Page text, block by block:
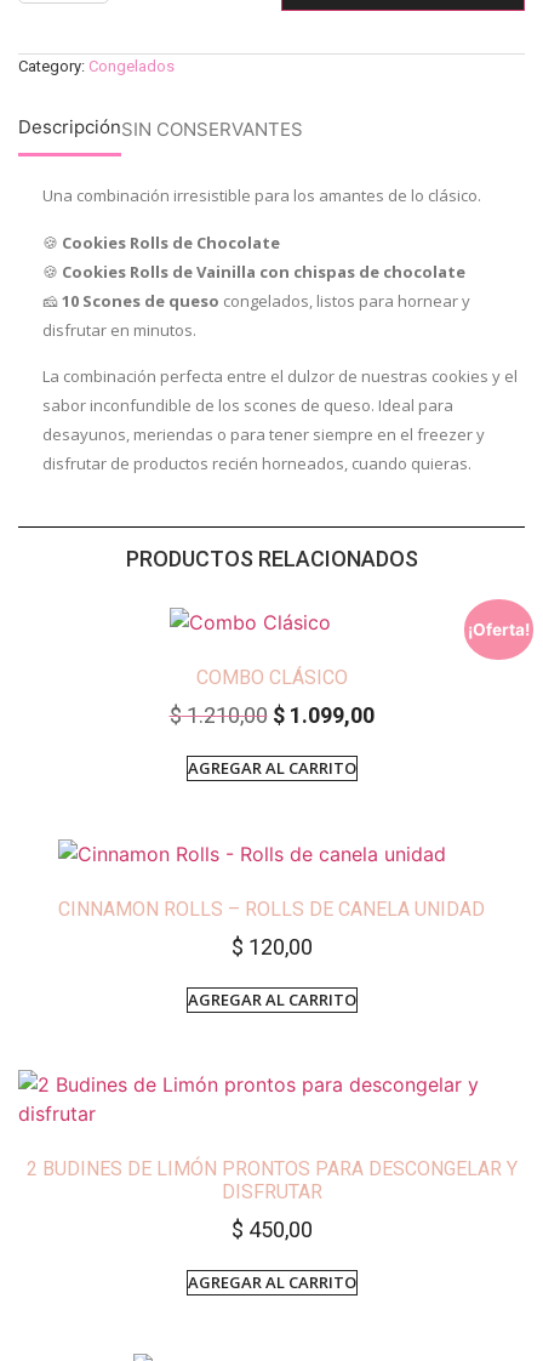
Category: Congelados
DescripciónSIN CONSERVANTES
Una combinación irresistible para los amantes de lo clásico.
🍪 Cookies Rolls de Chocolate
🍪 Cookies Rolls de Vainilla con chispas de chocolate
🧀10 Scones de queso congelados, listos para hornear y
disfrutar en minutos.
La combinación perfecta entre el dulzor de nuestras cookies y el
sabor inconfundible de los scones de queso. Ideal para
desayunos, meriendas o para tener siempre en el freezer y
disfrutar de productos recién horneados, cuando quieras.
PRODUCTOS RELACIONADOS
¡Oferta!
COMBO CLÁSICO
$1.210,00 $1.099,00
AGREGAR AL CARRITO
CINNAMON ROLLS – ROLLS DE CANELA UNIDAD
$ 120,00
AGREGAR AL CARRITO
2 BUDINES DE LIMÓN PRONTOS PARA DESCONGELAR Y
DISFRUTAR
$ 450,00
AGREGAR AL CARRITO